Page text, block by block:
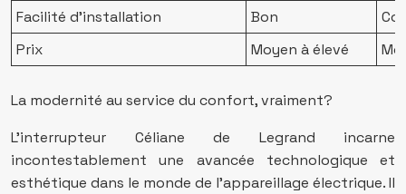
Facilité d’installation Bon
Prix
Moyen à élevé
La modernité au service du confort, vraiment?
L’interrupteur Céliane de Legrand incarne
incontestablement une avancée technologique et
esthétique dans le monde de l’appareillage électrique. Il